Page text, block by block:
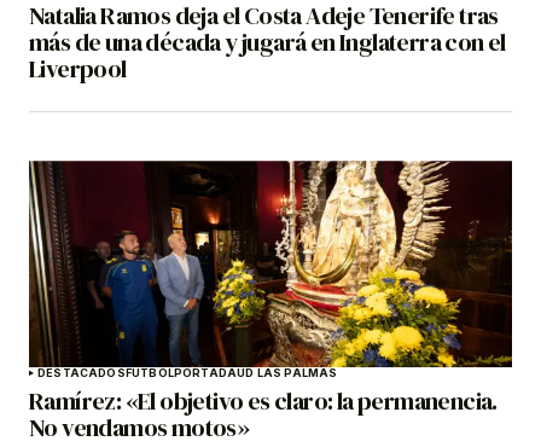
Natalia Ramos deja el Costa Adeje Tenerife tras
más de una década y jugará en Inglaterra con el
Liverpool
DESTACADOSFÚTBOLPORTADAUD LAS PALMAS
Ramírez: «El objetivo es claro: la permanencia.
No vendamos motos»